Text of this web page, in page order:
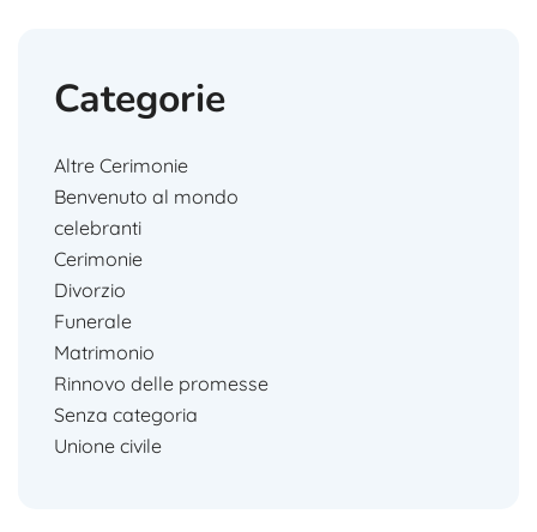
Categorie
Altre Cerimonie
Benvenuto al mondo
celebranti
Cerimonie
Divorzio
Funerale
Matrimonio
Rinnovo delle promesse
Senza categoria
Unione civile